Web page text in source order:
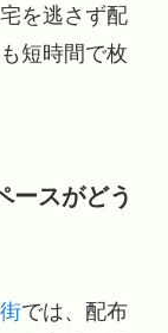
を逃さず配
短時間で枚
ースがどう
では、配布